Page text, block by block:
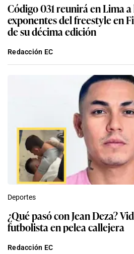
Código 031 reunirá en Lima
exponentes del freestyle en
de su décima edición
Redacción EC
Deportes
¿Qué pasó con Jean Deza?
futbolista en pelea callejera
Redacción EC